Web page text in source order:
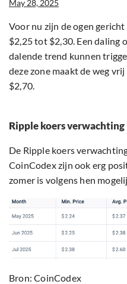
May 28, 2025
Voor nu zijn de ogen
$2,25 tot $2,30. Een daling
dalende trend kunnen
deze zone maakt de weg
$2,70.
Ripple koers verwachting
De Ripple koers
CoinCodex zijn ook erg
zomer is volgens hen
Bron: CoinCodex